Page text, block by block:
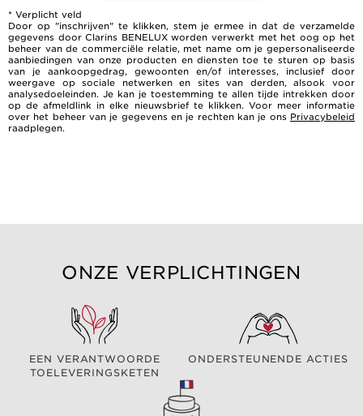
* Verplicht veld
Door op "inschrijven" te klikken, stem je ermee in dat de verzamelde
gegevens door Clarins BENELUX worden verwerkt met het oog op het
beheer van de commerciële relatie, met name om je gepersonaliseerde
aanbiedingen van onze producten en diensten toe te sturen op basis
van je aankoopgedrag, gewoonten en/of interesses, inclusief door
weergave op sociale netwerken en sites van derden, alsook voor
analysedoeleinden. Je kan je toestemming te allen tijde intrekken door
op de afmeldlink in elke nieuwsbrief te klikken. Voor meer informatie
over het beheer van je gegevens en je rechten kan je ons Privacybeleid
raadplegen.
ONZE VERPLICHTINGEN
EEN VERANTWOORDE
TOELEVERINGSKETEN
ONDERSTEUNENDE ACTIES